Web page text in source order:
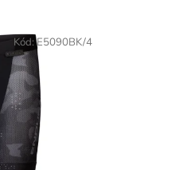
Kód:E5090BK/4